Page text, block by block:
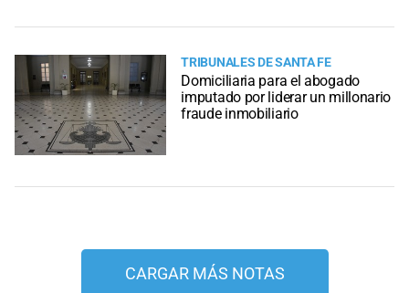
TRIBUNALES DE SANTA FE
Domiciliaria para el abogado
imputado por liderar un millonario
fraude inmobiliario
CARGAR MÁS NOTAS